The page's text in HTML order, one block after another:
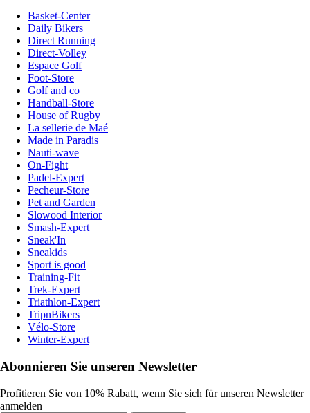
Basket-Center
Daily Bikers
Direct Running
Direct-Volley
Espace Golf
Foot-Store
Golf and co
Handball-Store
House of Rugby
La sellerie de Maé
Made in Paradis
Nauti-wave
On-Fight
Padel-Expert
Pecheur-Store
Pet and Garden
Slowood Interior
Smash-Expert
Sneak'In
Sneakids
Sport is good
Training-Fit
Trek-Expert
Triathlon-Expert
TripnBikers
Vélo-Store
Winter-Expert
Abonnieren Sie unseren Newsletter
Profitieren Sie von 10% Rabatt, wenn Sie sich für unseren Newsletter
anmelden